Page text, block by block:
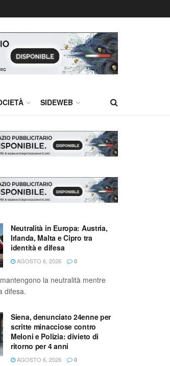
SIDEWEB
Neutralità in Europa: Austria,
Irlanda, Malta e Cipro tra
identità e difesa
AGOSTO 6, 2026 0
la neutralità mentre
difesa.
Siena, denunciato 24enne per
scritte minacciose contro
Meloni e Polizia: divieto di
ritorno per 4 anni
AGOSTO 6, 2026 0